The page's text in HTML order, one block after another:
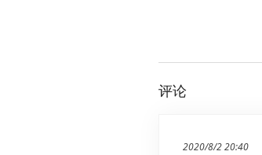
评论
2020/8/2 20:40